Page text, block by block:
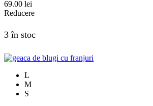
69.00 lei
Reducere
3 în stoc
L
M
S